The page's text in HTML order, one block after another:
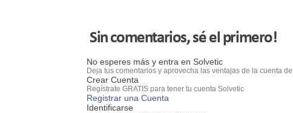
Sin comentarios, sé el primero!
No esperes más y entra en Solvetic
Deja tus comentarios y aprovecha las ventajas de la cuenta
Crear Cuenta
Regístrate GRATIS para tener tu cuenta Solvetic
Registrar una Cuenta
Identificarse